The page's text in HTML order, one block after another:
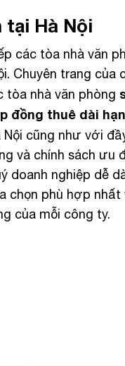
tại Hà Nội
các tòa nhà văn
Chuyên trang của
nhà văn phòng
đồng thuê dài hạn
cũng như với
và chính sách ưu
doanh nghiệp dễ
chọn phù hợp nhất
của mỗi công ty.